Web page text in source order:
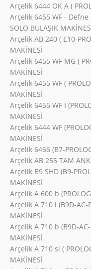
Arçelik 6444 OK A (
Arçelik 6455 WF - Defne
SOLO BULAŞIK
Arçelik AB 240 ( E10-
MAKİNESİ
Arçelik 6455 WF MG (
MAKİNESİ
Arçelik 6455 WF (
MAKİNESİ
Arçelik 6455 WF I
MAKİNESİ
Arçelik 6444 WF
MAKİNESİ
Arçelik 6466 (B7-
Arçelik AB 255 TAM
Arçelik B9 SHD (B9-
MAKİNESİ
Arçelik A 600 b
Arçelik A 710 i (B9D-AC-
MAKİNESİ
Arçelik A 710 b (B9D-AC-
MAKİNESİ
Arçelik A 710 si (
MAKİNESİ